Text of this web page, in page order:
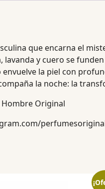
que encarna el
lavanda y cuero se
la piel con
la noche: la
Hombre Original